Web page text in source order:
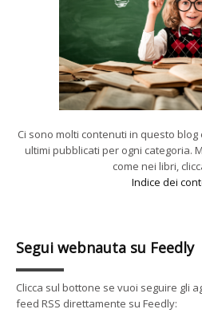
Ci sono molti contenuti in questo blog
ultimi pubblicati per ogni categoria.
come nei libri,
Indice dei
Segui webnauta su Feedly
Clicca sul bottone se vuoi seguire gli
feed RSS direttamente su Feedly: